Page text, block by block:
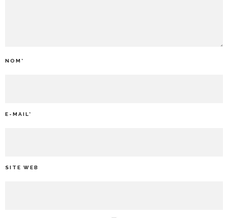
NOM *
E-MAIL*
SITE WEB